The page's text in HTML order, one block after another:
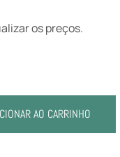
os preços.
AO CARRINHO